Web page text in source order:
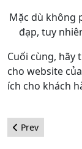
Mặc dù không
đạp, tuy
Cuối cùng, hãy
cho website
ích cho khách
Previous article:
Prev